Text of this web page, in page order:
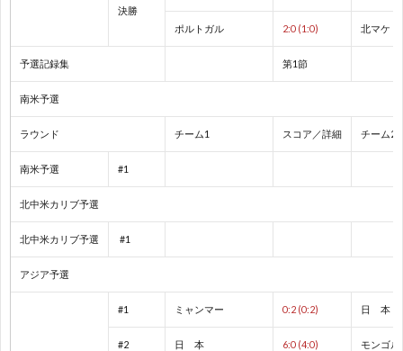
プ
ン
決勝
ポルトガル 2:0 (1:0) 北マケド
予選記録集 第1節
南米予選
ラウンド チーム1 スコア／詳細 チーム2
南米予選 #1
北中米カリブ予選
北中米カリブ予選 #1
アジア予選
#1 ミャンマー 0:2 (0:2) 日 本
#2 日 本 6:0 (4:0) モンゴル